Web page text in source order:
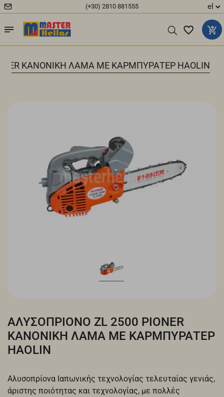
(+30) 2810 881555 el
ΚΑΝΟΝΙΚΗ ΛΑΜΑ ΜΕ ΚΑΡΜΠΥΡΑΤΕΡ HAOLIN
ΑΛΥΣΟΠΡΙΟΝΟ ZL 2500 PIONER
ΚΑΝΟΝΙΚΗ ΛΑΜΑ ΜΕ ΚΑΡΜΠΥΡΑΤΕΡ
HAOLIN
Aλυσοπρίονα Ιαπωνικής τεχνολογίας τελευταίας γενιάς,
άριστης ποιότητας και τεχνολογίας, με πολλές